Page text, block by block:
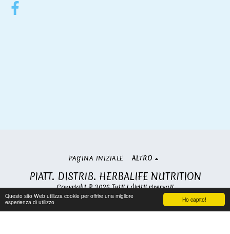
Ho capito!
Questo sito Web utilizza cookie per offrire una migliore
esperienza di utilizzo
PIATT. DISTRIB. HERBALIFE NUTRITION
Copyright © 2026 Tutti i diritti riservati
Condizioni|Privacy
PAGINA INIZIALE ALTRO